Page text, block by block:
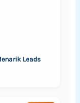
Leads